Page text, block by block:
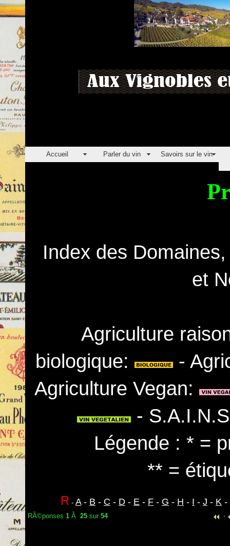
Accueil Parler du vin Savoirs sur le vin
Index des
et
Agriculture
biologique:
-
Agriculture Vegan:
-
Légende : * =
** =
R - A- B - C - D - E - F - G - H - I - J - K -
RÃ©ponses 1 Ã 25 sur 54 ·